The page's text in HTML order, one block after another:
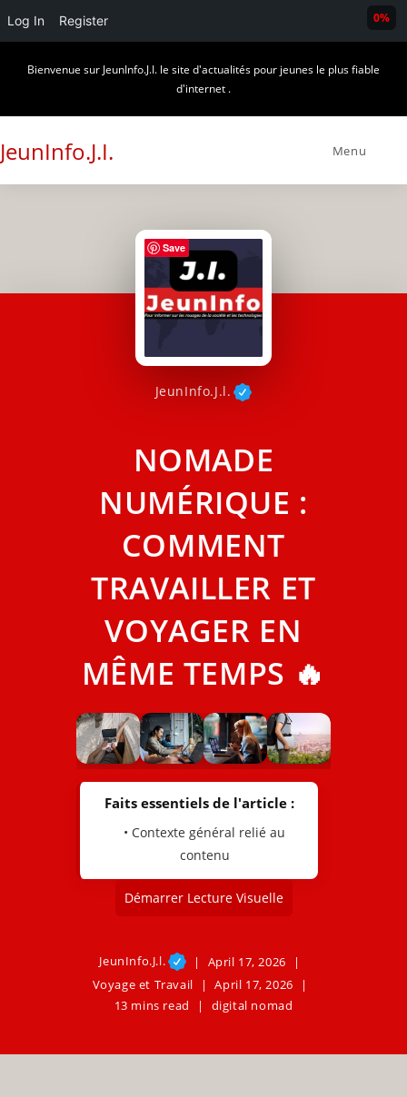
Log In Register
Bienvenue sur JeunInfo.J.I. le site d'actualités pour jeunes le plus fiable
d'internet .
JeunInfo.J.I. Menu
JeunInfo.J.l.
NOMADE
NUMÉRIQUE :
COMMENT
TRAVAILLER ET
VOYAGER EN
MÊME TEMPS 🔥
Faits essentiels de l'article :
• Contexte général relié au
contenu
Démarrer Lecture Visuelle
JeunInfo.J.l.
April 17, 2026
Voyage et Travail
April 17, 2026
13 mins read
digital nomad
0%
Save